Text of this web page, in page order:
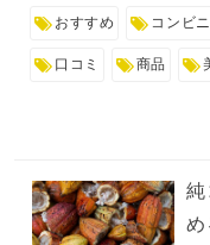
おすすめ コンビニ
口コミ 商品
純
め